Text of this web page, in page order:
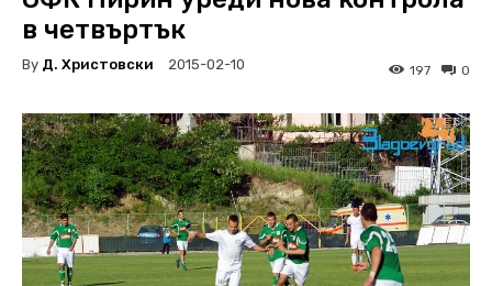
в четвъртък
By Д. Христовски 2015-02-10 0
197